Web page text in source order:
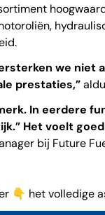
we niet
prestaties,”
In eerdere
Het voelt
bij Future
👇 het volledige